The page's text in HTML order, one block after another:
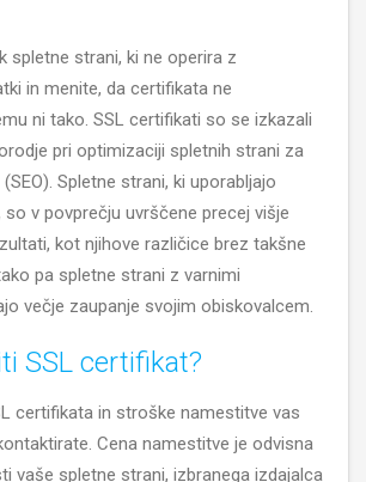
spletne strani, ki ne operira z
in menite, da certifikata ne
ni tako. SSL certifikati so se izkazali
pri optimizaciji spletnih strani za
Spletne strani, ki uporabljajo
v povprečju uvrščene precej višje
kot njihove različice brez takšne
pa spletne strani z varnimi
večje zaupanje svojim obiskovalcem.
SSL certifikat?
certifikata in stroške namestitve vas
Cena namestitve je odvisna
vaše spletne strani, izbranega izdajalca